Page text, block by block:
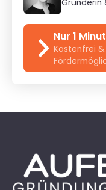
Gründerin
Nur 1
Kostenfrei